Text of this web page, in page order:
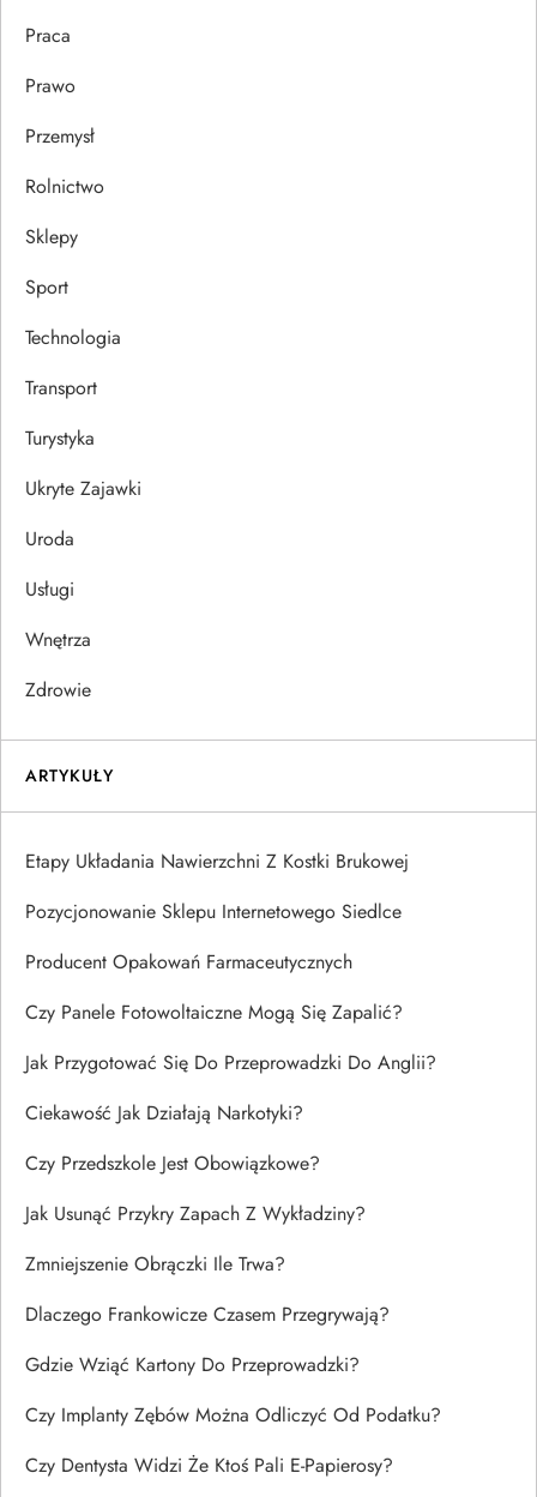
Praca
Prawo
Przemysł
Rolnictwo
Sklepy
Sport
Technologia
Transport
Turystyka
Ukryte Zajawki
Uroda
Usługi
Wnętrza
Zdrowie
ARTYKUŁY
Etapy Układania Nawierzchni Z Kostki Brukowej
Pozycjonowanie Sklepu Internetowego Siedlce
Producent Opakowań Farmaceutycznych
Czy Panele Fotowoltaiczne Mogą Się Zapalić?
Jak Przygotować Się Do Przeprowadzki Do Anglii?
Ciekawość Jak Działają Narkotyki?
Czy Przedszkole Jest Obowiązkowe?
Jak Usunąć Przykry Zapach Z Wykładziny?
Zmniejszenie Obrączki Ile Trwa?
Dlaczego Frankowicze Czasem Przegrywają?
Gdzie Wziąć Kartony Do Przeprowadzki?
Czy Implanty Zębów Można Odliczyć Od Podatku?
Czy Dentysta Widzi Że Ktoś Pali E-Papierosy?